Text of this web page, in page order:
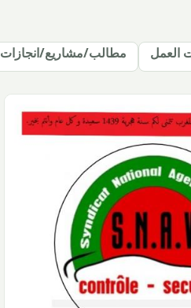
العمل مطالب/مشاريع/انجازات